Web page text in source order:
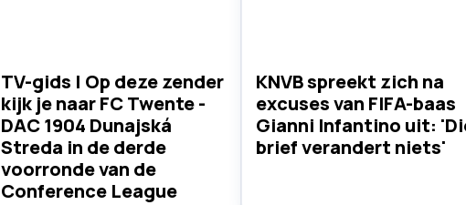
TV-gids | Op deze zender
kijk je naar FC Twente -
DAC 1904 Dunajská
Streda in de derde
voorronde van de
Conference League
KNVB spreekt zich na
excuses van FIFA-baas
Gianni Infantino uit:
brief verandert niets'